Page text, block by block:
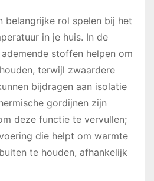
belangrijke rol spelen bij het
in je huis. In de
stoffen helpen om
terwijl zwaardere
bijdragen aan isolatie
gordijnen zijn
deze functie te vervullen;
die helpt om warmte
te houden, afhankelijk